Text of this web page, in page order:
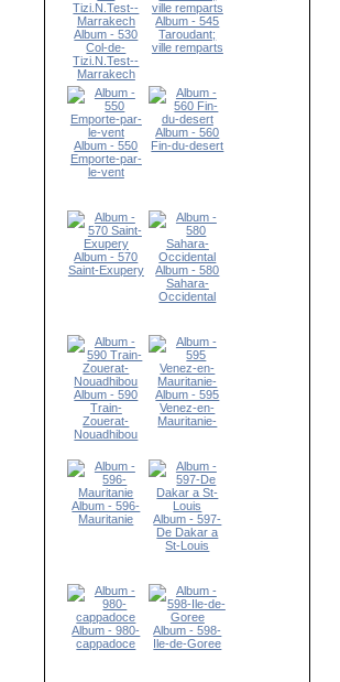
Album - 530
Col-de-
Tizi.N.Test--
Marrakech
Album - 545
Taroudant;
ville remparts
Album - 550
Emporte-par-
le-vent
Album - 560
Fin-du-desert
Album - 570
Saint-Exupery
Album - 580
Sahara-
Occidental
Album - 590
Train-
Zouerat-
Nouadhibou
Album - 595
Venez-en-
Mauritanie-
Album - 596-
Mauritanie
Album - 597-
De Dakar a
St-Louis
Album - 980-
cappadoce
Album - 598-
Ile-de-Goree